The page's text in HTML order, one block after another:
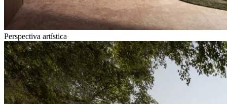
Perspectiva artística